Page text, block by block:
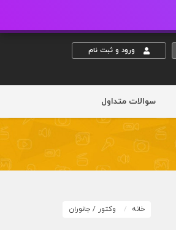
ورود و ثبت نام
سوالات متداول
خانه وکتور / جانوران